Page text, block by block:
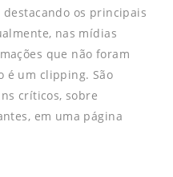
os principais
nas mídias
que não foram
é um clipping. São
críticos, sobre
em uma página